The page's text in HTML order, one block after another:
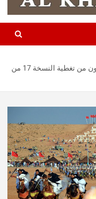
من المسؤول عن إقصاء مواقع جهة العيون من تغطية النسخة 17 من